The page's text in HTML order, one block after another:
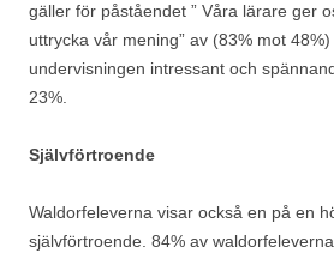
gäller för påståendet ” Våra lärare ger
uttrycka vår mening” av (83% mot
undervisningen intressant och
23%.
Självförtroende
Waldorfeleverna visar också en på en
självförtroende. 84% av